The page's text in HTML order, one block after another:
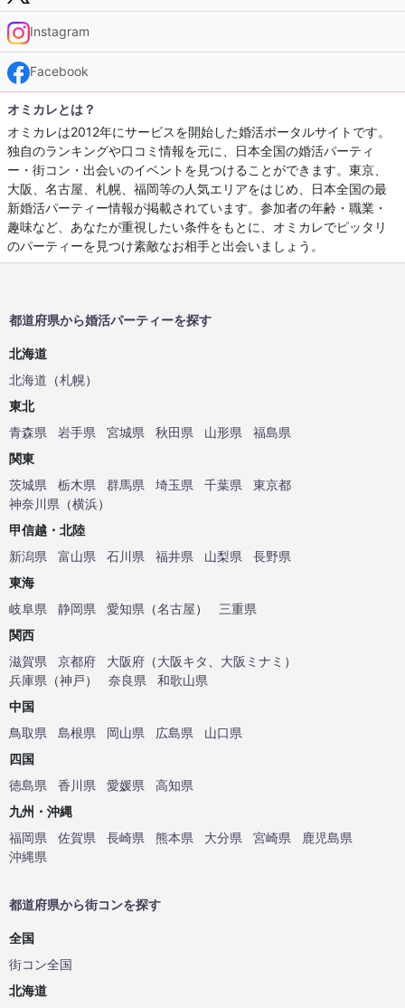
Instagram
Facebook
オミカレとは？
オミカレは2012年にサービスを開始した婚活ポータルサイトです。
独自のランキングや口コミ情報を元に、日本全国の婚活パーティ
ー・街コン・出会いのイベントを見つけることができます。東京、
大阪、名古屋、札幌、福岡等の人気エリアをはじめ、日本全国の最
新婚活パーティー情報が掲載されています。参加者の年齢・職業・
趣味など、あなたが重視したい条件をもとに、オミカレでピッタリ
のパーティーを見つけ素敵なお相手と出会いましょう。
都道府県から婚活パーティーを探す
北海道
北海道 （札幌）
東北
青森県
岩手県 宮城県 秋田県 山形県
福島県
関東
茨城県
栃木県 群馬県 埼玉県 千葉県
東京都
神奈川県 （横浜）
甲信越・北陸
新潟県
富山県 石川県 福井県 山梨県
長野県
東海
岐阜県
静岡県 愛知県 （名古屋）
三重県
関西
滋賀県
京都府 大阪府 （大阪キタ 大阪ミナミ ）
兵庫県 （神戸） 奈良県
和歌山県
中国
鳥取県
島根県 岡山県 広島県
山口県
四国
徳島県
香川県 愛媛県
高知県
九州・沖縄
福岡県
佐賀県 長崎県 熊本県 大分県 宮崎県
鹿児島県
沖縄県
都道府県から街コンを探す
全国
街コン全国
北海道